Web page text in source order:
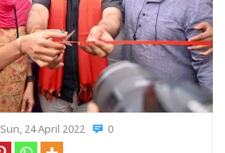
Sun, 24 April 2022 0